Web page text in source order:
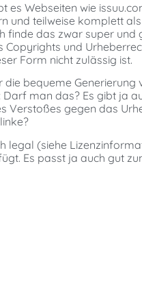
es Webseiten wie
und teilweise komplett
finde das zwar super
und
Form nicht zulässig ist.
bequeme
man das? Es gibt ja
Verstoßes gegen das
legal (siehe
Es passt ja auch gut